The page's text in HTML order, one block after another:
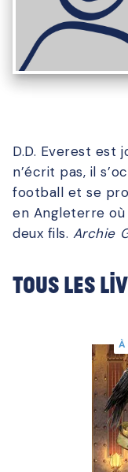
D.D. Everest est
n’écrit pas, il
football et se
en Angleterre
deux fils. Archie
Tous les